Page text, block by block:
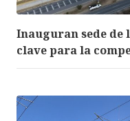
Inauguran sede de
clave para la